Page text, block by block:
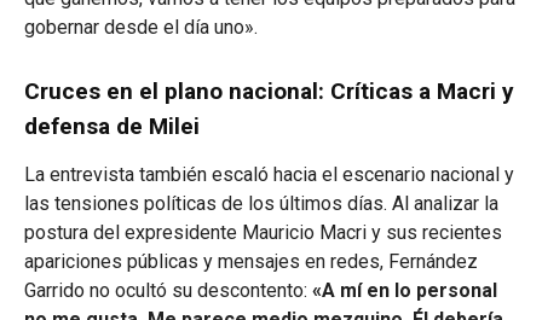
gobernar desde el día uno».
Cruces en el plano nacional: Críticas a Macri y
defensa de Milei
La entrevista también escaló hacia el escenario nacional y
las tensiones políticas de los últimos días. Al analizar la
postura del expresidente Mauricio Macri y sus recientes
apariciones públicas y mensajes en redes, Fernández
Garrido no ocultó su descontento: «A mí en lo personal